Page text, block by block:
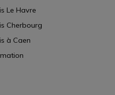
Le Havre
Cherbourg
à Caen